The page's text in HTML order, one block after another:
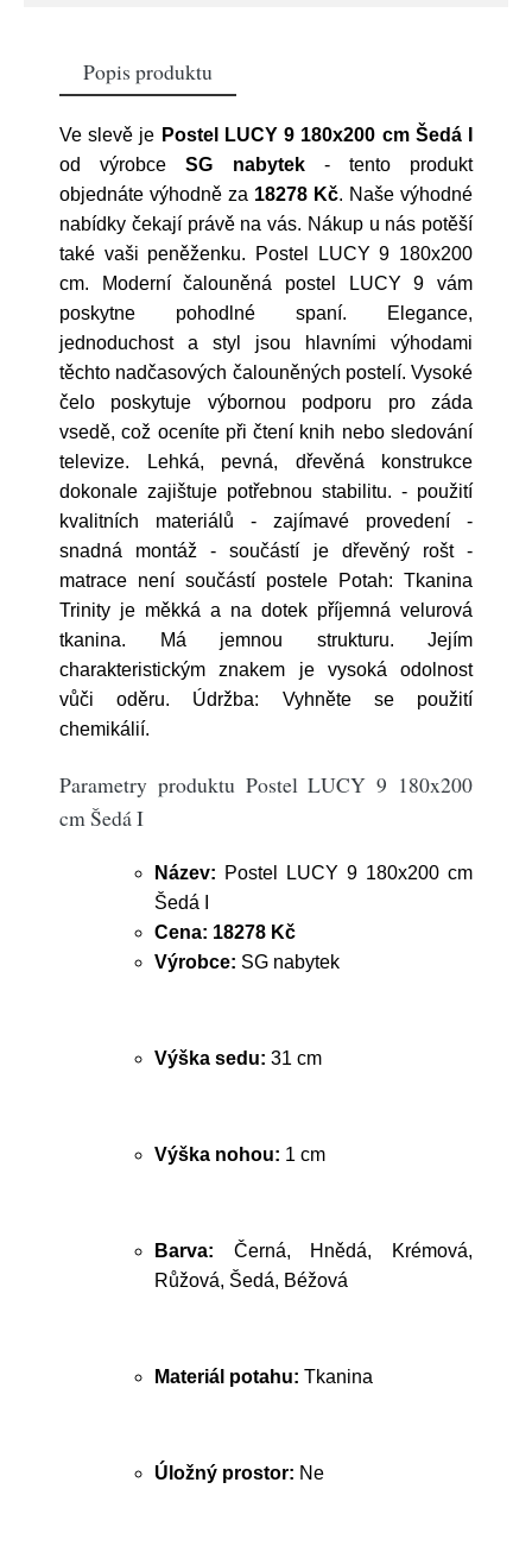
Popis produktu
Ve slevě je Postel LUCY 9 180x200 cm Šedá I
od výrobceSG nabytek- tento produkt
objednáte výhodně za 18278 Kč. Naše výhodné
nabídky čekají právě na vás. Nákup u nás potěší
také vaši peněženku. Postel LUCY 9 180x200
cm. Moderní čalouněná postel LUCY 9 vám
poskytne pohodlné spaní. Elegance,
jednoduchost a styl jsou hlavními výhodami
těchto nadčasových čalouněných postelí. Vysoké
čelo poskytuje výbornou podporu pro záda
vsedě, což oceníte při čtení knih nebo sledování
televize. Lehká, pevná, dřevěná konstrukce
dokonale zajištuje potřebnou stabilitu. - použití
kvalitních materiálů - zajímavé provedení -
snadná montáž - součástí je dřevěný rošt -
matrace není součástí postele Potah: Tkanina
Trinity je měkká a na dotek příjemná velurová
tkanina. Má jemnou strukturu. Jejím
charakteristickým znakem je vysoká odolnost
vůči oděru. Údržba: Vyhněte se použití
chemikálií.
Parametry produktu Postel LUCY 9 180x200
cm Šedá I
Název: Postel LUCY 9 180x200 cm
Šedá I
Cena: 18278 Kč
Výrobce: SG nabytek
Výška sedu: 31 cm
Výška nohou: 1 cm
Barva: Černá, Hnědá, Krémová,
Růžová, Šedá, Béžová
Materiál potahu: Tkanina
Úložný prostor: Ne